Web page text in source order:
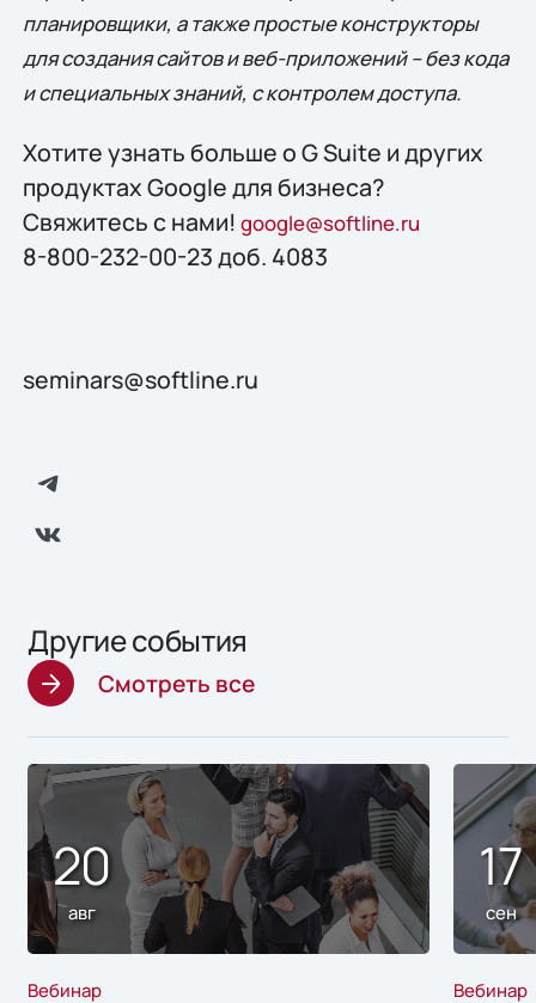
планировщики, а также простые конструкторы
для создания сайтов и веб-приложений – без кода
и специальных знаний, с контролем доступа.
Хотите узнать больше о G Suite и других
продуктах Google для бизнеса?
Свяжитесь с нами! google@softline.ru
8-800-232-00-23 доб. 4083
seminars@softline.ru
Другие события
Смотреть все
20
авг
Вебинар
17
сен
Вебинар